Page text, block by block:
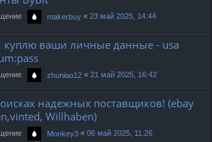
makerbuy « 23 май 2025, 14:44
ваши личные данные - usa
zhuniao12 « 21 май 2025, 16:42
надежных поставщиков! (ebay
Willhaben)
Monkey3 « 06 май 2025, 11:26